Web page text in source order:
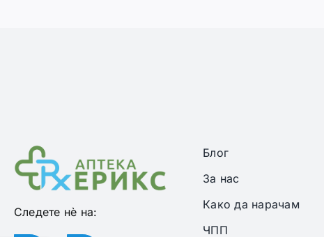
Следете нѐ на:
Блог
За нас
Како да нарачам
ЧПП